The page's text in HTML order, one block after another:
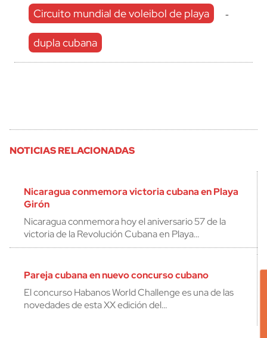
Circuito mundial de voleibol de playa -
dupla cubana
NOTICIAS RELACIONADAS
Nicaragua conmemora victoria cubana en Playa
Girón
Nicaragua conmemora hoy el aniversario 57 de la
victoria de la Revolución Cubana en Playa…
Pareja cubana en nuevo concurso cubano
El concurso Habanos World Challenge es una de las
novedades de esta XX edición del…